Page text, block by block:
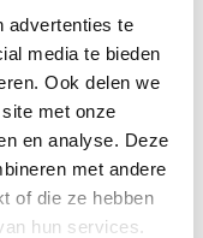
advertenties te
media te bieden
Ook delen we
met onze
en analyse. Deze
met andere
of die ze hebben
hun services.
beschermd met
buitenzijde en
Krukbediende
of
met